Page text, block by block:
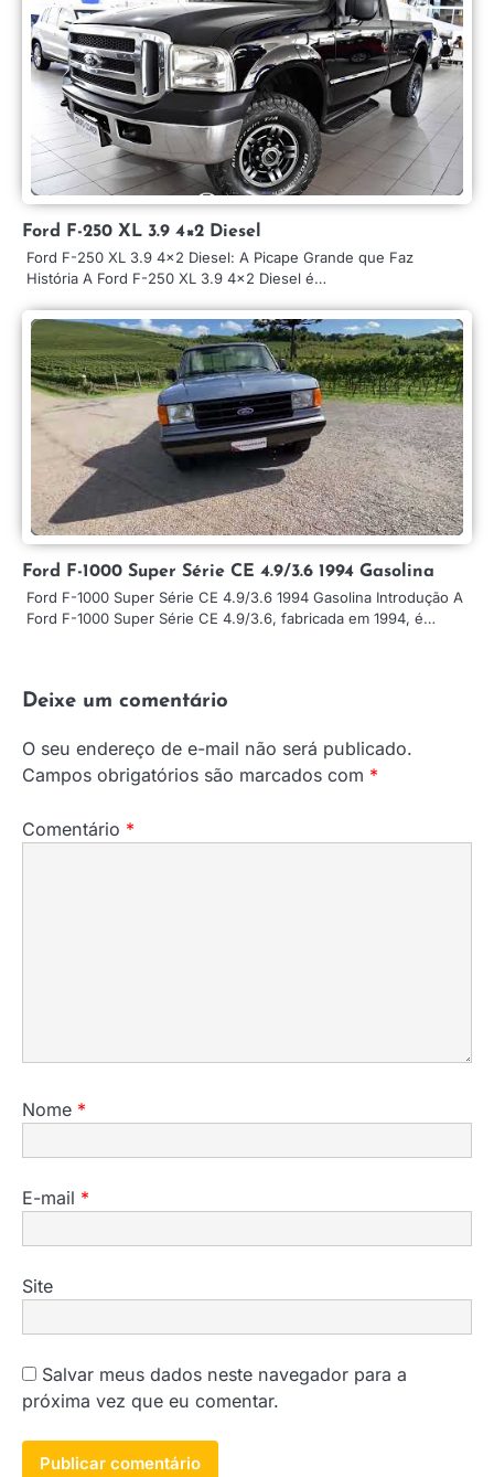
Ford F-250 XL 3.9 4×2 Diesel
Ford F-250 XL 3.9 4×2 Diesel: A Picape Grande que Faz
História A Ford F-250 XL 3.9 4×2 Diesel é…
Ford F-1000 Super Série CE 4.9/3.6 1994 Gasolina
Ford F-1000 Super Série CE 4.9/3.6 1994 Gasolina Introdução A
Ford F-1000 Super Série CE 4.9/3.6, fabricada em 1994, é…
Deixe um comentário
O seu endereço de e-mail não será publicado.
Campos obrigatórios são marcados com *
Comentário *
Nome *
E-mail *
Site
Salvar meus dados neste navegador para a
próxima vez que eu comentar.